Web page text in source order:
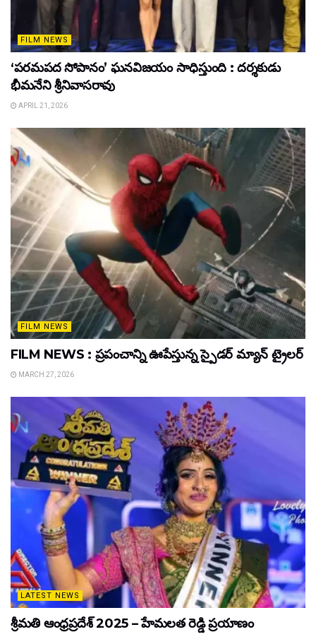
FILM NEWS
‘పరమపద సోపానం’ ఘనవిజయం సాధిస్తుంది : దర్శకుడు
భీమనేని శ్రీనివాసరావు
APRIL 21, 2026
FILM NEWS
FILM NEWS : ప్రపంచాన్ని ఊపేస్తున్న స్పైడర్ మ్యాన్ ట్రైలర్
MARCH 27, 2026
LATEST NEWS
శ్రీమతి ఆంధ్రప్రదేశ్ 2025 – హేమలత రెడ్డి ప్రయాణం